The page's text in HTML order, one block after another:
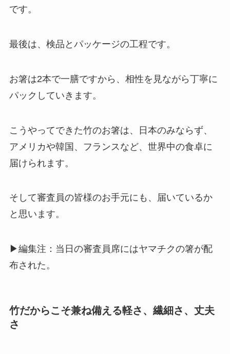
です。
最後は、検品とパッケージの工程です。
お箸は2本で一膳ですから、相性を見ながら丁寧に
パックしていきます。
こうやってできた竹のお箸は、日本のみならず、
アメリカや韓国、フランスなど、世界中の食卓に
届けられます。
そして審査員の皆様のお手元にも、届いているか
と思います。
▶編集注：当日の審査員席にはヤマチクの箸が配
布された。
竹だからこそ兼ね備える軽さ、繊細さ、丈夫
さ